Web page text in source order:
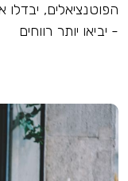
הפוטנציאלים,
- יביאו יותר רווחים